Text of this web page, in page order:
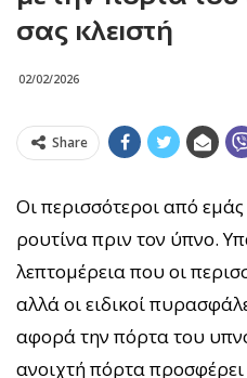
σας κλειστή
02/02/2026
Share
Οι περισσότεροι από
ρουτίνα πριν τον ύπνο.
λεπτομέρεια που οι
αλλά οι ειδικοί
αφορά την πόρτα του
ανοιχτή πόρτα